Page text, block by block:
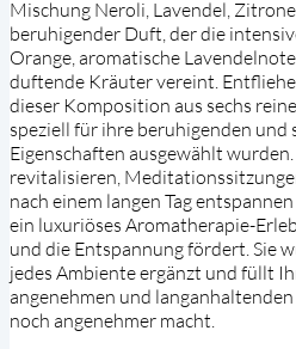
Mischung Neroli, Lavendel,
beruhigender Duft, der die
Orange, aromatische
duftende Kräuter vereint.
dieser Komposition aus sechs
speziell für ihre beruhigenden und
Eigenschaften ausgewählt wurden.
revitalisieren,
nach einem langen Tag
ein luxuriöses Aromatherapie-
und die Entspannung fördert. Sie
jedes Ambiente ergänzt und füllt
angenehmen und
noch angenehmer macht.